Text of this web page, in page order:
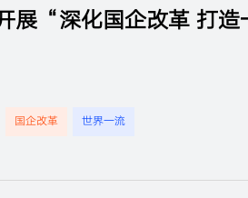
展“深化国企改革 打造
国企改革 世界一流